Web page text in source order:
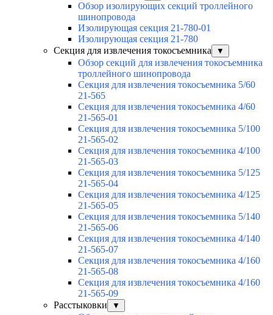
Обзор изолирующих секций троллейного
шинопровода
Изолирующая секция 21-780-01
Изолирующая секция 21-780
Секция для извлечения токосъемника
▼
Обзор секций для извлечения токосъемника
троллейного шинопровода
Секция для извлечения токосъемника 5/60
21-565
Секция для извлечения токосъемника 4/60
21-565-01
Секция для извлечения токосъемника 5/100
21-565-02
Секция для извлечения токосъемника 4/100
21-565-03
Секция для извлечения токосъемника 5/125
21-565-04
Секция для извлечения токосъемника 4/125
21-565-05
Секция для извлечения токосъемника 5/140
21-565-06
Секция для извлечения токосъемника 4/140
21-565-07
Секция для извлечения токосъемника 4/160
21-565-08
Секция для извлечения токосъемника 4/160
21-565-09
Расстыковки
▼